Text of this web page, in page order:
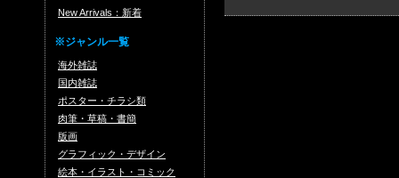
New Arrivals：新着
※ジャンル一覧
海外雑誌
国内雑誌
ポスター・チラシ類
肉筆・草稿・書簡
版画
グラフィック・デザイン
絵本・イラスト・コミック